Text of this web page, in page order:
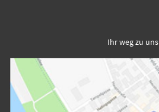
Ihr weg zu uns